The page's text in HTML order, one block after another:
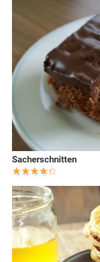
Sacherschnitten